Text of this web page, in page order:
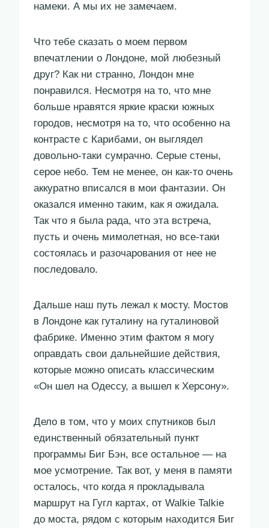
намеки. А мы их не замечаем.
Что тебе сказать о моем первом
впечатлении о Лондоне, мой любезный
друг? Как ни странно, Лондон мне
понравился. Несмотря на то, что мне
больше нравятся яркие краски южных
городов, несмотря на то, что особенно на
контрасте с Карибами, он выглядел
довольно-таки сумрачно. Серые стены,
серое небо. Тем не менее, он как-то очень
аккуратно вписался в мои фантазии. Он
оказался именно таким, как я ожидала.
Так что я была рада, что эта встреча,
пусть и очень мимолетная, но все-таки
состоялась и разочарования от нее не
последовало.
Дальше наш путь лежал к мосту. Мостов
в Лондоне как гуталину на гуталиновой
фабрике. Именно этим фактом я могу
оправдать свои дальнейшие действия,
которые можно описать классическим
«Он шел на Одессу, а вышел к Херсону».
Дело в том, что у моих спутников был
единственный обязательный пункт
программы Биг Бэн, все остальное — на
мое усмотрение. Так вот, у меня в памяти
осталось, что когда я прокладывала
маршрут на Гугл картах, от Walkie Talkie
до моста, рядом с которым находится Биг